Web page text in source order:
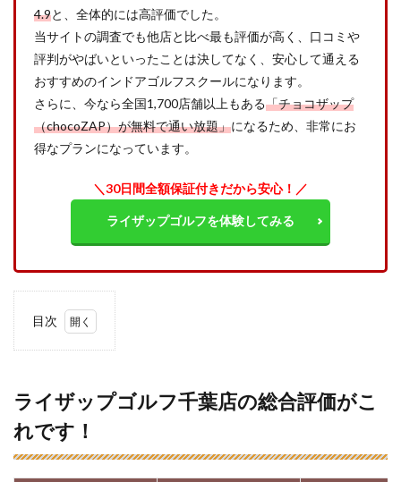
4.9と、全体的には高評価でした。
当サイトの調査でも他店と比べ最も評価が高く、口コミや
評判がやばいといったことは決してなく、安心して通える
おすすめのインドアゴルフスクールになります。
さらに、今なら全国1,700店舗以上もある「チョコザップ
（chocoZAP）が無料で通い放題」になるため、非常にお
得なプランになっています。
＼30日間全額保証付きだから安心！／
ライザップゴルフを体験してみる
目次
プゴ
ルフ
千葉
店の
総合
ライザップゴルフ千葉店の総合評価がこ
れです！